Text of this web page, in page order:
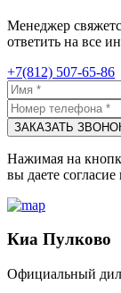
Менеджер
ответить на все
+7(812) 507-65-86
ЗАКАЗАТЬ
Нажимая на
вы даете
Киа Пулково
Официальный